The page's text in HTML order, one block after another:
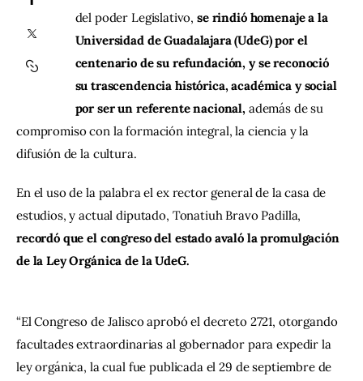
Contacto
del poder Legislativo, se rindió homenaje a la
Universidad de Guadalajara (UdeG) por el
centenario de su refundación, y se reconoció
su trascendencia histórica, académica y social
por ser un referente nacional, además de su
compromiso con la formación integral, la ciencia y la
difusión de la cultura.
En el uso de la palabra el ex rector general de la casa de
estudios, y actual diputado, Tonatiuh Bravo Padilla,
recordó que el congreso del estado avaló la promulgación
de la Ley Orgánica de la UdeG.
“El Congreso de Jalisco aprobó el decreto 2721, otorgando
facultades extraordinarias al gobernador para expedir la
ley orgánica, la cual fue publicada el 29 de septiembre de